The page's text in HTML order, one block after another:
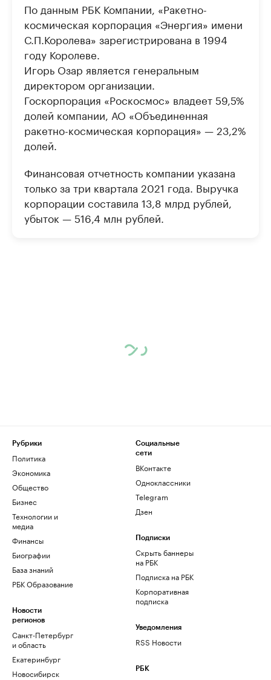
По данным РБК Компании, «Ракетно-
космическая корпорация «Энергия» имени
С.П.Королева» зарегистрирована в 1994
году Королеве.
Игорь Озар является генеральным
директором организации.
Госкорпорация «Роскосмос» владеет 59,5%
долей компании, АО «Объединенная
ракетно-космическая корпорация» — 23,2%
долей.
Финансовая отчетность компании указана
только за три квартала 2021 года. Выручка
корпорации составила 13,8 млрд рублей,
убыток — 516,4 млн рублей.
Рубрики
Политика
Экономика
Общество
Бизнес
Технологии и
медиа
Финансы
Биографии
База знаний
РБК Образование
Новости
регионов
Санкт-Петербург
и область
Екатеринбург
Новосибирск
Социальные
сети
ВКонтакте
Одноклассники
Telegram
Дзен
Подписки
Скрыть баннеры
на РБК
Подписка на РБК
Корпоративная
подписка
Уведомления
RSS Новости
РБК